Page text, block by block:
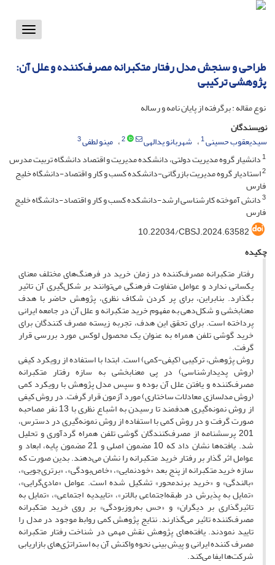
Toggle
طراحی و سنجش مدل رفتار متکبرانه مصرف‌کننده و علل آن:
پژوهشی ترکیبی
نوع مقاله : برگرفته از پایان نامه و رساله
نویسندگان
سیدیعقوب حسینی1 شهربانو یدالهی 2 مینو لطفی3
1دانشیار گروه مدیریت دولتی، دانشکده مدیریت و اقتصاد دانشگاه تربیت مدرس
2استادیار گروه مدیریت بازرگانی-دانشکده کسب و کار و اقتصاد-دانشگاه خلیج
فارس
3دانش آموخته کارشناسی ارشد-دانشکده کسب و کار و اقتصاد-دانشگاه خلیج
فارس
10.22034/CBSJ.2024.63582
چکیده
رفتار متکبرانه مصرف‌کننده در زمان خرید در فرهنگ‌های مختلف معنای
یکسانی ندارد و عوامل متفاوت فرهنگی می‌توانند بر شکل‌گیری آن تاثیر
بگذارد. بنابراین، برای پر کردن شکاف نظری، پژوهش حاضر با هدف
معنابخشی و شکل‌دهی به مفهوم خرید متکبرانه و علل آن در جامعه ایرانی
پرداخته است. برای تحقق این هدف، تجربه زیسته مصرف کنندگان برای
خرید گوشی تلفن همراه به عنوان یک محصول لوکس مورد بررسی قرار
گرفت.
روش پژوهش، ترکیبی (کیفی-کمی) است. ابتدا با استفاده از رویکرد کیفی
(روش پدیدارشناسی) در پی معنابخشی به سازه رفتار متکبرانه
مصرف‌کننده و یافتن علل آن بوده و سپس مدل پژوهش با رویکرد کمی
(روش مدلسازی معادلات ساختاری) مورد آزمون قرار گرفت. در روش کیفی
از روش نمونه‌گیری هدفمند تا رسیدن به اشباع نظری با 13 نفر مصاحبه
صورت گرفت و در روش کمی با استفاده از روش نمونه‌گیری در دسترس،
201 پرسشنامه از مصرف‌کنندگان گوشی تلفن همراه گردآوری و تحلیل
شد. یافته‌ها نشان داد که 10 مضمون اصلی و 21 مضمون پایه، ابعاد و
عوامل اثر گذار بر رفتار خرید متکبرانه را نشان می‌دهند. بدین صورت که
سازه خرید متکبرانه از پنج بعد «خودنمایی»، «خاص‌بودگی»، «برتری‌جویی»،
«بالندگی» و «خرید برندمحور» تشکیل شده است. عوامل «مادی‌گرایی»،
«تمایل به پذیرش در طبقه‌اجتماعی بالاتر»، «تاییدیه اجتماعی»، «تمایل به
تاثیرگذاری بر دیگران» و «حس به‌روزبودگی» بر روی خرید متکبرانه
مصرف‌کننده تاثیر می‌گذارند. نتایج پژوهش کمی روابط موجود در مدل را
تایید نمودند. یافته‌های پژوهش نقش مهمی در شناخت رفتار متکبرانه
مصرف کننده ایرانی و پیش بینی نحوه واکنش آن به استراتژی‌های بازاریابی
شرکت‌ها ایفا می‌کند.